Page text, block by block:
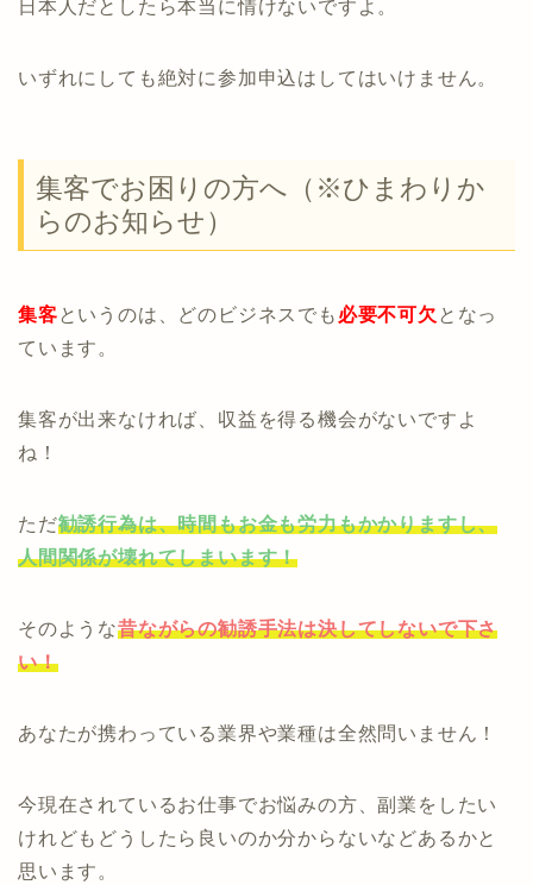
日本人だとしたら本当に情けないですよ。
いずれにしても絶対に参加申込はしてはいけません。
集客でお困りの方へ（※ひまわりか
らのお知らせ）
集客というのは、どのビジネスでも 必要不可欠 となっ
ています。
集客が出来なければ、収益を得る機会がないですよ
ね！
ただ勧誘行為は、時間もお金も労力もかかりますし、
人間関係が壊れてしまいます！
そのような昔ながらの勧誘手法は決してしないで下さ
い！
あなたが携わっている業界や業種は全然問いません！
今現在されているお仕事でお悩みの方、副業をしたい
けれどもどうしたら良いのか分からないなどあるかと
思います。